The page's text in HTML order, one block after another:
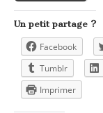
Un petit partage ?
Facebook
Tumblr
Imprimer